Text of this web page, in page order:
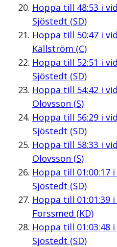
Hoppa till 48:53 i
Sjöstedt (SD)
Hoppa till 50:47i
Källström (C)
Hoppa till 52:51 i
Sjöstedt (SD)
Hoppa till 54:42 i
Olovsson (S)
Hoppa till 56:29i
Sjöstedt (SD)
Hoppa till 58:33 i
Olovsson (S)
Hoppa till 01:00:17i
Sjöstedt (SD)
Hoppa till 01:01:39i
Forssmed (KD)
Hoppa till 01:03:48i
Sjöstedt (SD)